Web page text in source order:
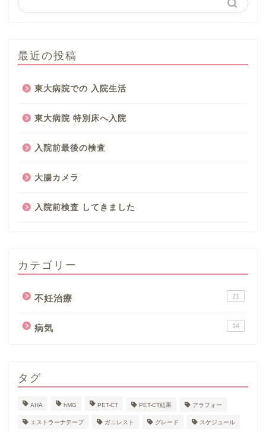
最近の投稿
東大病院での 入院生活
東大病院 特別床へ入院
入院前最後の検査
大腸カメラ
入院前検査 してきました
カテゴリー
不妊治療 21
病気 14
タグ
AHA hMG PET-CT PET-CT結果 アラフォー
エストラーナテープ ガニレスト グレード スケジュール